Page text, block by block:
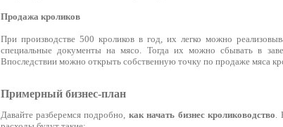
Продажа кроликов
При производстве 500 кроликов в год, их легко можно
специальные документы на мясо. Тогда их можно сбывать в
Впоследствии можно открыть собственную точку по продаже мяса
Примерный бизнес-план
Давайте разберемся подробно, как начать бизнес кролиководство.